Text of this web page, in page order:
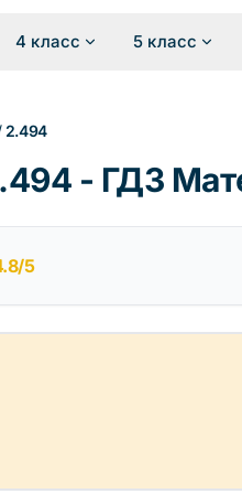
4 класс 5 класс
2.494
- ГДЗ
5